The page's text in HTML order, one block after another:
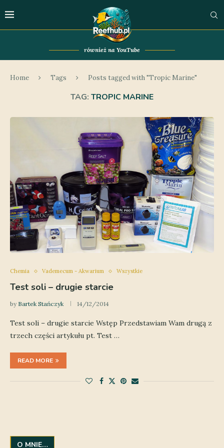
również na YouTube
Home Tags Posts tagged with "Tropic Marine"
TAG: TROPIC MARINE
Chemia Vademecum - Akwarium Wszystkie
Test soli – drugie starcie
by Bartek Stańczyk 14/12/2014
Test soli – drugie starcie Wstęp Przedstawiam Wam drugą z
trzech części artykułu pt. Test …
READ MORE
O MNIE…